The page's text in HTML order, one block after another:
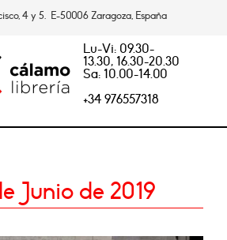
4 y 5. E-50006 Zaragoza, España
Lu-Vi: 09.30-
13.30, 16.30-20.30
Sa: 10.00-14.00
+34 976557318
Junio de 2019